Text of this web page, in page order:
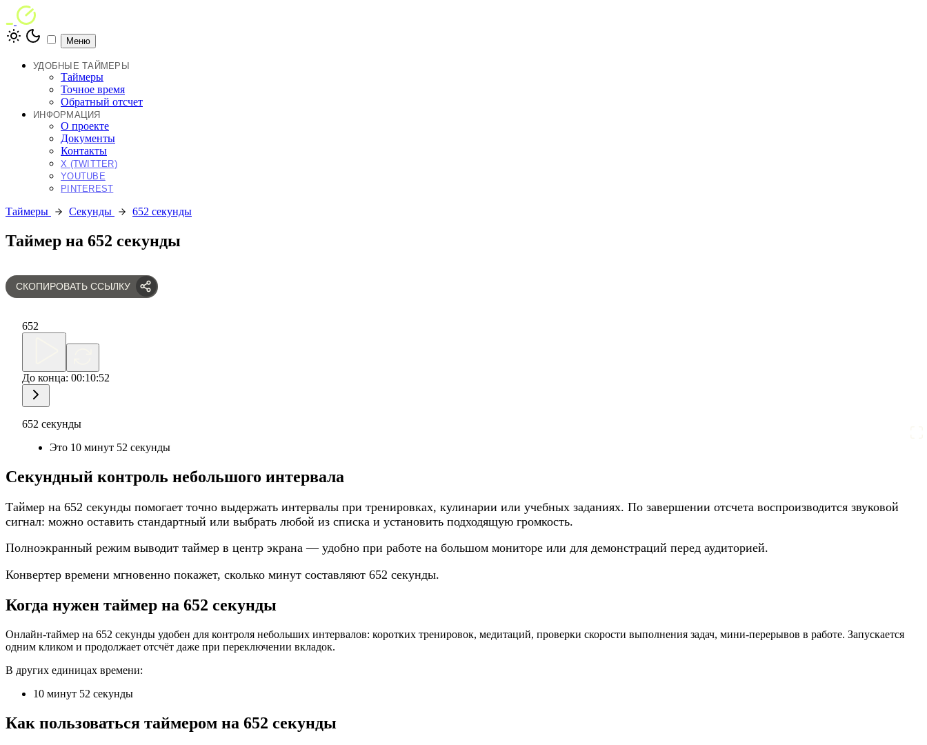
Меню
УДОБНЫЕ ТАЙМЕРЫ
Таймеры
Точное время
Обратный отсчет
ИНФОРМАЦИЯ
О проекте
Документы
Контакты
X (TWITTER)
YOUTUBE
PINTEREST
Таймеры Секунды 652 секунды
Таймер на 652 секунды
СКОПИРОВАТЬ ССЫЛКУ
652
До конца: 00:10:52
652 секунды
Это 10 минут 52 секунды
НАСТРОЙКИ
Громкость:
Секундный контроль небольшого интервала
Таймер на 652 секунды помогает точно выдержать интервалы при тренировках, кулинарии или учебных заданиях. По завершении отсчета воспроизводится звуковой
сигнал: можно оставить стандартный или выбрать любой из списка и установить подходящую громкость.
Полноэкранный режим выводит таймер в центр экрана — удобно при работе на большом мониторе или для демонстраций перед аудиторией.
Конвертер времени мгновенно покажет, сколько минут составляют 652 секунды.
Когда нужен таймер на 652 секунды
Онлайн-таймер на 652 секунды удобен для контроля небольших интервалов: коротких тренировок, медитаций, проверки скорости выполнения задач, мини-перерывов в работе. Запускается
одним кликом и продолжает отсчёт даже при переключении вкладок.
В других единицах времени:
10 минут 52 секунды
Как пользоваться таймером на 652 секунды